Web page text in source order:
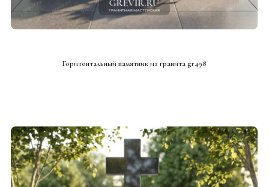
Горизонтальный памятник из гранита gr498